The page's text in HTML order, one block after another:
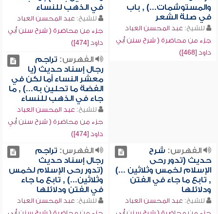
والمستوشمات...) , باب
في صلة الشعر
للشيخ: عبد المحسن العباد
جزء من محاضرة ( شرح سنن أبي
داود [468])
في الذهب للنساء
للشيخ: عبد المحسن العباد
جزء من محاضرة ( شرح سنن أبي
داود [474])
الفهرس: تراجم
رجال إسناد حديث (يا
معشر النساء أما لكن في
الفضة ما تحلين به...) , ما
جاء في الذهب للنساء
للشيخ: عبد المحسن العباد
جزء من محاضرة ( شرح سنن أبي
داود [474])
الفهرس: شرح
حديث (تدور رحى
الإسلام لخمس وثلاثين ...)
, تابع ما جاء في الفتن
ودلائلها
للشيخ: عبد المحسن العباد
الفهرس: تراجم
رجال إسناد حديث
(تدور رحى الإسلام لخمس
وثلاثين...) , تابع ما جاء
في الفتن ودلائلها
للشيخ: عبد المحسن العباد